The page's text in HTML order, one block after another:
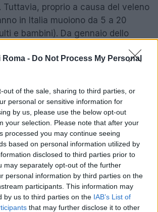
Roma - Do Not Process My Personal
out of the sale, sharing to third parties, or
personal or sensitive information for
by us, please use the below opt-out
your selection. Please note that after your
processed you may continue seeing
based on personal information utilized by
disclosed to third parties prior to
may separately opt-out of the further
personal information by third parties on the
participants. This information may
by us to third parties on the IAB’s List of
that may further disclose it to other
Tuttavia, proprio a causa del veleno
in Italia muoiono da 5 a 20
e bambini). Da gennaio dello
registrato 625 accessi per punture
di puntura di insetto?
di insetto, è importante rimuovere
(entro 20 secondi) il pungiglione,
un movimento secco e rapido
o le pinzette). Trascorsi i primi 20
risulterà meno utile perché tutto
ormai liberato nel corpo.